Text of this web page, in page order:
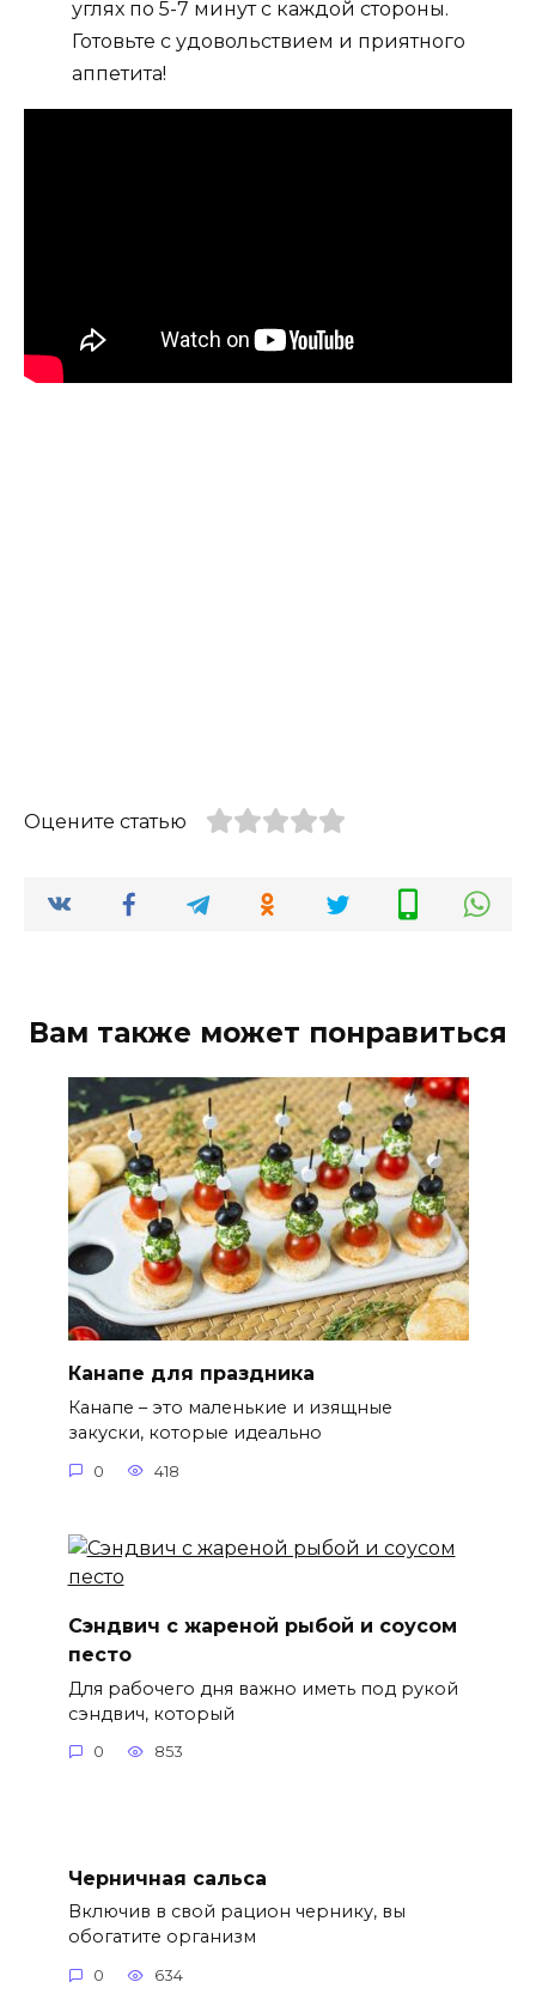
углях по 5-7 минут с каждой стороны.
Готовьте с удовольствием и приятного
аппетита!
Оцените статью
Вам также может понравиться
Канапе для праздника
Канапе – это маленькие и изящные
закуски, которые идеально
0 418
Сэндвич с жареной рыбой и соусом
песто
Для рабочего дня важно иметь под рукой
сэндвич, который
0 853
Черничная сальса
Включив в свой рацион чернику, вы
обогатите организм
0 634